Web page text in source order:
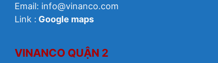
Email: info@vinanco.com
Link : Google maps
VINANCO QUẬN 2